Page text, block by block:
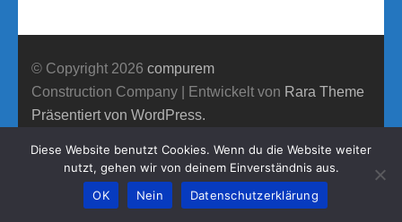
© Copyright 2026 compurem
Construction Company | Entwickelt von Rara Theme
Präsentiert von WordPress.
Diese Website benutzt Cookies. Wenn du die Website weiter
nutzt, gehen wir von deinem Einverständnis aus.
OK
Nein Datenschutzerklärung